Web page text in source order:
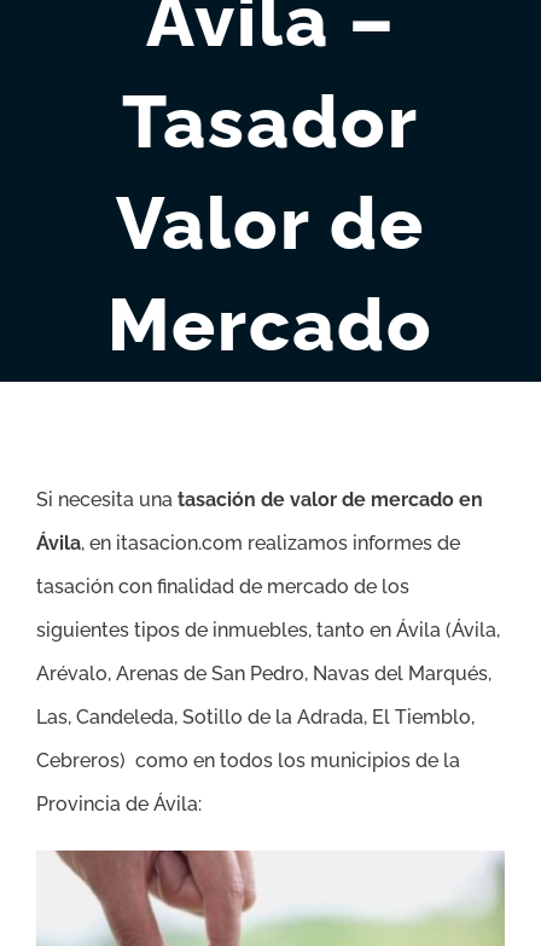
Ávila –
Tasador
Valor de
Mercado
Si necesita una tasación de valor de mercado en
Ávila, en itasacion.com realizamos informes de
tasación con finalidad de mercado de los
siguientes tipos de inmuebles, tanto en Ávila (Ávila,
Arévalo, Arenas de San Pedro, Navas del Marqués,
Las, Candeleda, Sotillo de la Adrada, El Tiemblo,
Cebreros) como en todos los municipios de la
Provincia de Ávila: